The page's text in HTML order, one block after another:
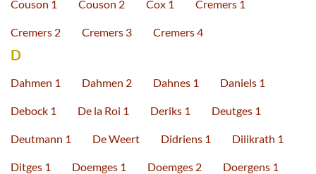
Couson 1 Couson 2 Cox 1 Cremers 1
Cremers 2 Cremers 3 Cremers 4
D
Dahmen 1 Dahmen 2 Dahnes 1 Daniels 1
Debock 1 De la Roi 1 Deriks 1 Deutges 1
Deutmann 1 De Weert Didriens 1 Dilikrath 1
Ditges 1 Doemges 1 Doemges 2 Doergens 1